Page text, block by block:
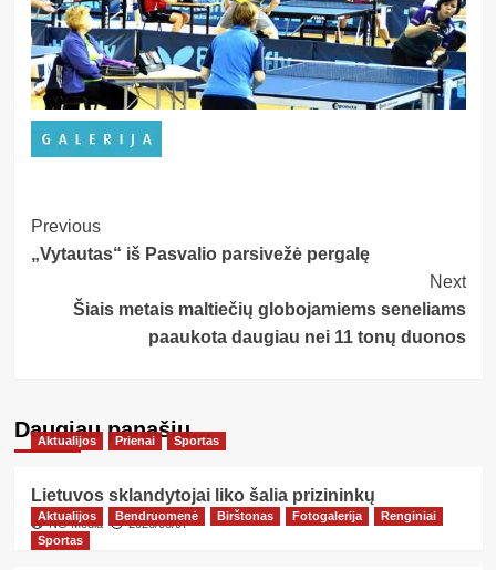
Post
Navigation
Previous
„Vytautas“ iš Pasvalio parsivežė pergalę
Next
Šiais metais maltiečių globojamiems seneliams
paaukota daugiau nei 11 tonų duonos
Daugiau panašių…
Aktualijos Prienai Sportas
Lietuvos sklandytojai liko šalia prizininkų
NG Media 2026/08/07
Aktualijos Bendruomenė Birštonas Fotogalerija
Renginiai
Sportas